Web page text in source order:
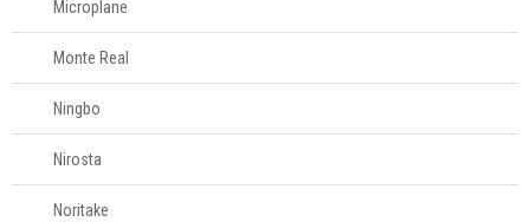
Microplane
Monte Real
Ningbo
Nirosta
Noritake